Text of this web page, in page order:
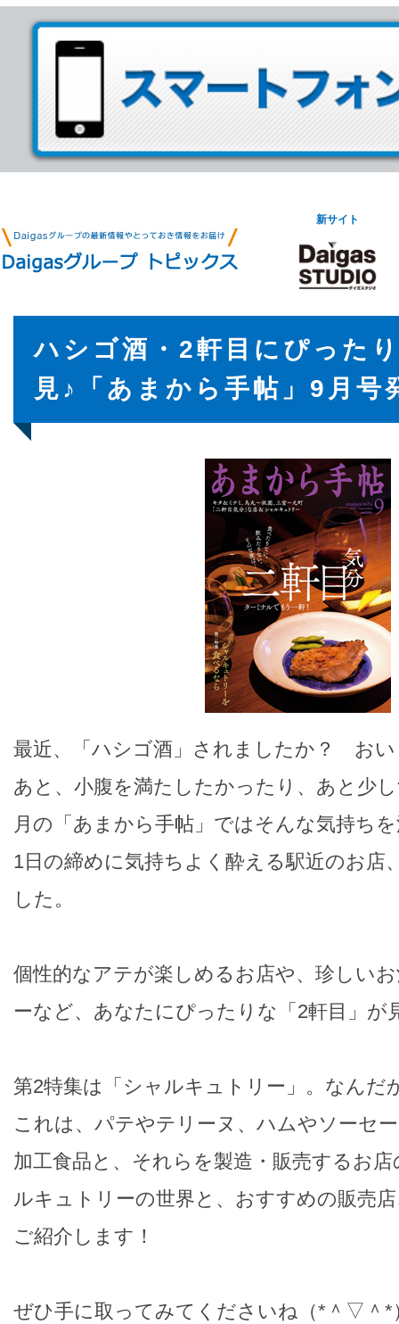
新サイト
ハシゴ酒・2軒目にぴった
見♪「あまから手帖」9月号
最近、「ハシゴ酒」されましたか？ お
あと、小腹を満たしたかったり、あと少
月の「あまから手帖」ではそんな気持ち
1日の締めに気持ちよく酔える駅近のお店
した。
個性的なアテが楽しめるお店や、珍しい
ーなど、あなたにぴったりな「2軒目」が
第2特集は「シャルキュトリー」。なんだ
これは、パテやテリーヌ、ハムやソーセ
加工食品と、それらを製造・販売するお
ルキュトリーの世界と、おすすめの販売
ご紹介します！
ぜひ手に取ってみてくださいね（*＾▽＾*